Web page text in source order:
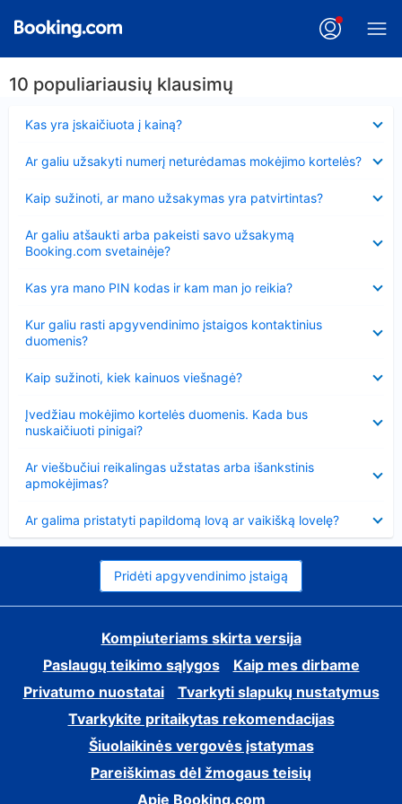
10 populiariausių klausimų
Kas yra įskaičiuota į kainą?
Ar galiu užsakyti numerį neturėdamas mokėjimo kortelės?
Kaip sužinoti, ar mano užsakymas yra patvirtintas?
Ar galiu atšaukti arba pakeisti savo užsakymą
Booking.com svetainėje?
Kas yra mano PIN kodas ir kam man jo reikia?
Kur galiu rasti apgyvendinimo įstaigos kontaktinius
duomenis?
Kaip sužinoti, kiek kainuos viešnagė?
Įvedžiau mokėjimo kortelės duomenis. Kada bus
nuskaičiuoti pinigai?
Ar viešbučiui reikalingas užstatas arba išankstinis
apmokėjimas?
Ar galima pristatyti papildomą lovą ar vaikišką lovelę?
Pridėti apgyvendinimo įstaigą
Kompiuteriams skirta versija
Paslaugų teikimo sąlygos
Kaip mes dirbame
Privatumo nuostatai
Tvarkyti slapukų nustatymus
Tvarkykite pritaikytas rekomendacijas
Šiuolaikinės vergovės įstatymas
Pareiškimas dėl žmogaus teisių
Apie Booking.com